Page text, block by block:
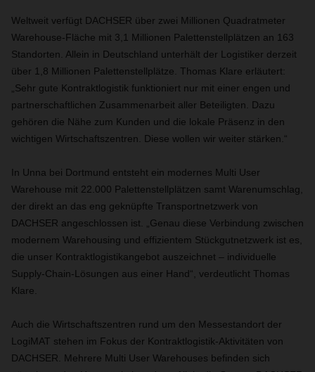
Weltweit verfügt DACHSER über zwei Millionen Quadratmeter
Warehouse-Fläche mit 3,1 Millionen Palettenstellplätzen an 163
Standorten. Allein in Deutschland unterhält der Logistiker derzeit
über 1,8 Millionen Palettenstellplätze. Thomas Klare erläutert:
„Sehr gute Kontraktlogistik funktioniert nur mit einer engen und
partnerschaftlichen Zusammenarbeit aller Beteiligten. Dazu
gehören die Nähe zum Kunden und die lokale Präsenz in den
wichtigen Wirtschaftszentren. Diese wollen wir weiter stärken.“
In Unna bei Dortmund entsteht ein modernes Multi User
Warehouse mit 22.000 Palettenstellplätzen samt Warenumschlag,
der direkt an das eng geknüpfte Transportnetzwerk von
DACHSER angeschlossen ist. „Genau diese Verbindung zwischen
modernem Warehousing und effizientem Stückgutnetzwerk ist es,
die unser Kontraktlogistikangebot auszeichnet – individuelle
Supply-Chain-Lösungen aus einer Hand“, verdeutlicht Thomas
Klare.
Auch die Wirtschaftszentren rund um den Messestandort der
LogiMAT stehen im Fokus der Kontraktlogistik-Aktivitäten von
DACHSER. Mehrere Multi User Warehouses befinden sich